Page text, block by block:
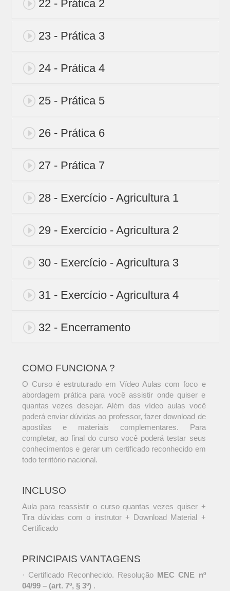
22 - Prática 2
23 - Prática 3
24 - Prática 4
25 - Prática 5
26 - Prática 6
27 - Prática 7
28 - Exercício - Agricultura 1
29 - Exercício - Agricultura 2
30 - Exercício - Agricultura 3
31 - Exercício - Agricultura 4
32 - Encerramento
COMO FUNCIONA ?
O Curso é estruturado em Vídeo Aulas com foco e
abordagem prática para você assistir onde quiser e
quantas vezes desejar. Além das vídeo aulas você
poderá enviar dúvidas ao professor, fazer download de
apostilas e materiais complementares. Para
completar, ao final do curso você poderá testar seus
conhecimentos e gerar um certificado reconhecido em
todo território nacional.
INCLUSO
Aula para reassistir o curso quantas vezes quiser +
Tira dúvidas com o instrutor + Download Material +
Certificado
PRINCIPAIS VANTAGENS
· Certificado Reconhecido. Resolução MEC CNE nº
04/99 – (art. 7º, § 3º) .